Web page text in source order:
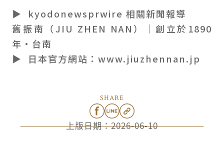
▶ kyodonewsprwire 相關新聞報導
舊振南（JIU ZHEN NAN）｜創立於1890
年・台南
▶ 日本官方網站：www.jiuzhennan.jp
上版日期：2026-06-10
SHARE